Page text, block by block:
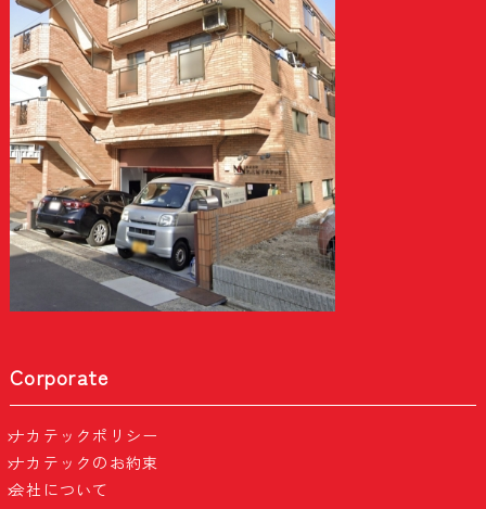
Corporate
ナカテックポリシー
ナカテックのお約束
会社について